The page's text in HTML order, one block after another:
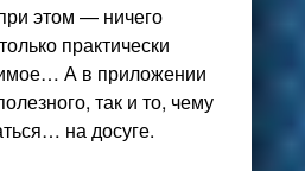
этом — ничего
практически
А в приложении
так и то, чему
на досуге.